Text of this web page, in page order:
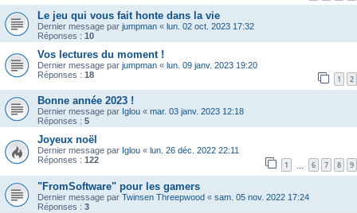
Le jeu qui vous fait honte dans la vie
Dernier message par jumpman « lun. 02 oct. 2023 17:32
Réponses : 10
Vos lectures du moment !
Dernier message par jumpman « lun. 09 janv. 2023 19:20
Réponses : 18 1 2
Bonne année 2023 !
Dernier message par Iglou « mar. 03 janv. 2023 12:18
Réponses : 5
Joyeux noël
Dernier message par Iglou « lun. 26 déc. 2022 22:11
Réponses : 122 1 6 7 8 9
"FromSoftware" pour les gamers
Dernier message par Twinsen Threepwood « sam. 05 nov. 2022 17:24
Réponses : 3